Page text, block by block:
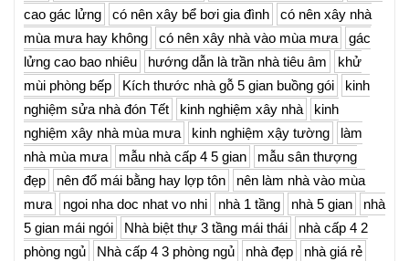
cao gác lửng
có nên xây bể bơi gia đình
có nên xây nhà
mùa mưa hay không
có nên xây nhà vào mùa mưa
gác
lửng cao bao nhiêu
hướng dẫn là trần nhà tiêu âm
khử
mùi phòng bếp
Kích thước nhà gỗ 5 gian buồng gói
kinh
nghiệm sửa nhà đón Tết
kinh nghiệm xây nhà
kinh
nghiệm xây nhà mùa mưa
kinh nghiệm xậy tường
làm
nhà mùa mưa
mẫu nhà cấp 4 5 gian
mẫu sân thượng
đẹp
nên đổ mái bằng hay lợp tôn
nên làm nhà vào mùa
mưa
ngoi nha doc nhat vo nhi nhà 1 tầng nhà 5 gian
nhà
5 gian mái ngói
Nhà biệt thự 3 tầng mái thái
nhà cấp 4 2
phòng ngủ
Nhà cấp 4 3 phòng ngủ nhà đẹp
nhà giá rẻ